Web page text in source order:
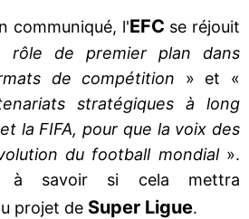
communiqué, l'EFC se réjouit
rôle de premier plan dans
de compétition » et «
stratégiques à long
la FIFA, pour que la voix des
du football mondial».
à savoir si cela mettra
projet de Super Ligue.